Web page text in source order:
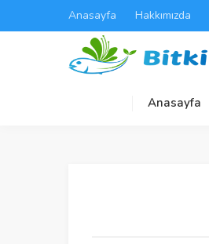
Anasayfa Hakkımızda
Anasayfa